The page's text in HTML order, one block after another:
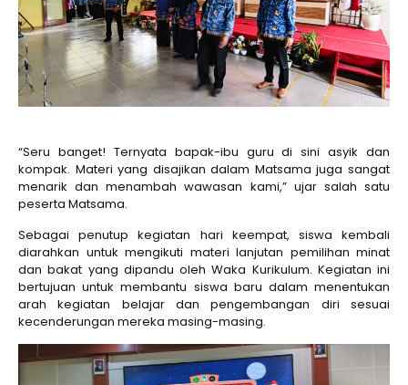
“Seru banget! Ternyata bapak-ibu guru di sini asyik dan
kompak. Materi yang disajikan dalam Matsama juga sangat
menarik dan menambah wawasan kami,” ujar salah satu
peserta Matsama.
Sebagai penutup kegiatan hari keempat, siswa kembali
diarahkan untuk mengikuti materi lanjutan pemilihan minat
dan bakat yang dipandu oleh Waka Kurikulum. Kegiatan ini
bertujuan untuk membantu siswa baru dalam menentukan
arah kegiatan belajar dan pengembangan diri sesuai
kecenderungan mereka masing-masing.